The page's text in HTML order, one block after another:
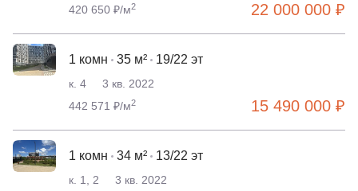
22 000 000 ₽
420 650 ₽/м2
1 комн 35 м² 19/22 эт
к. 4 3 кв. 2022
15 490 000 ₽
442 571 ₽/м2
1 комн 34 м² 13/22 эт
к. 1, 2 3 кв. 2022